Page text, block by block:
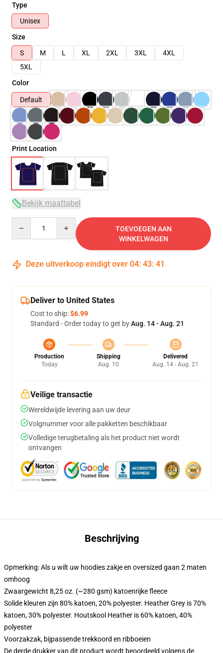
Type
Unisex
Size
S
M L XL 2XL 3XL
4XL
5XL
Color
Default
Print Location
Bekijk maattabel
TOEVOEGEN AAN
WINKELWAGEN
Deze uitverkoop eindigt over 04: 43: 40
Deliver to United States
Cost to ship:$6.99
Standard - Order today to get byAug. 14 - Aug. 21
Production
Today
Shipping
Aug. 10
Delivered
Aug. 14 - Aug. 21
Veilige transactie
Wereldwijde levering aan uw deur
Volgnummer voor alle pakketten beschikbaar
Volledige terugbetaling als het product niet wordt
ontvangen
Beschrijving
Opmerking: Als u wilt uw hoodies zakje en oversized gaan 2 maten
omhoog
Zwaargewicht 8,25 oz. (~280 gsm) katoenrijke fleece
Solide kleuren zijn 80% katoen, 20% polyester. Heather Grey is 70%
katoen, 30% polyester. Houtskool Heather is 60% katoen, 40%
polyester
Voorzakzak, bijpassende trekkoord en ribboeien
De derde drukker van dit product wordt beoordeeld volgens de